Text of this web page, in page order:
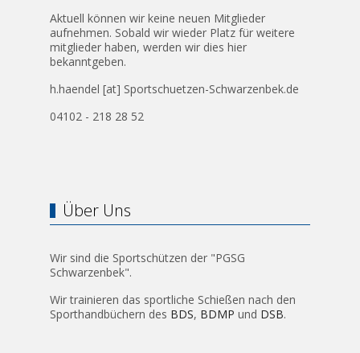
Aktuell können wir keine neuen Mitglieder
aufnehmen. Sobald wir wieder Platz für weitere
mitglieder haben, werden wir dies hier
bekanntgeben.
h.haendel [at] Sportschuetzen-Schwarzenbek.de
04102 - 218 28 52
Über Uns
Wir sind die Sportschützen der "PGSG
Schwarzenbek".
Wir trainieren das sportliche Schießen nach den
Sporthandbüchern des BDS, BDMP und DSB.